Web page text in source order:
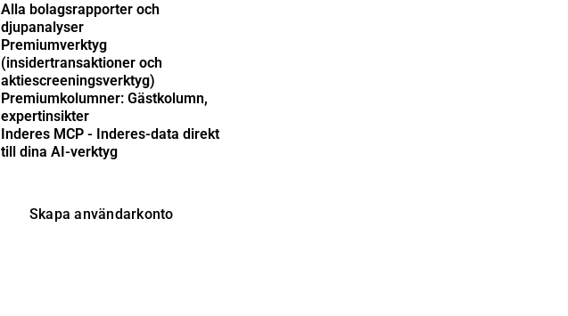
Alla bolagsrapporter och
djupanalyser
Premiumverktyg
(insidertransaktioner och
aktiescreeningsverktyg)
Premiumkolumner: Gästkolumn,
expertinsikter
Inderes MCP - Inderes-data direkt
till dina AI-verktyg
Skapa användarkonto